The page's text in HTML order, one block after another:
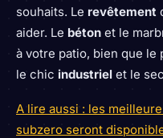
souhaits. Le revêtement
aider. Le béton et le
à votre patio, bien que le
le chic industriel et le
A lire aussi : les
subzero seront